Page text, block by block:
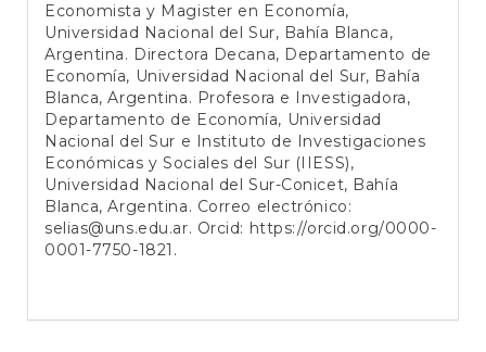
Economista y Magister en Economía,
Universidad Nacional del Sur, Bahía Blanca,
Argentina. Directora Decana, Departamento de
Economía, Universidad Nacional del Sur, Bahía
Blanca, Argentina. Profesora e Investigadora,
Departamento de Economía, Universidad
Nacional del Sur e Instituto de Investigaciones
Económicas y Sociales del Sur (IIESS),
Universidad Nacional del Sur-Conicet, Bahía
Blanca, Argentina. Correo electrónico:
selias@uns.edu.ar. Orcid: https://orcid.org/0000-
0001-7750-1821 .